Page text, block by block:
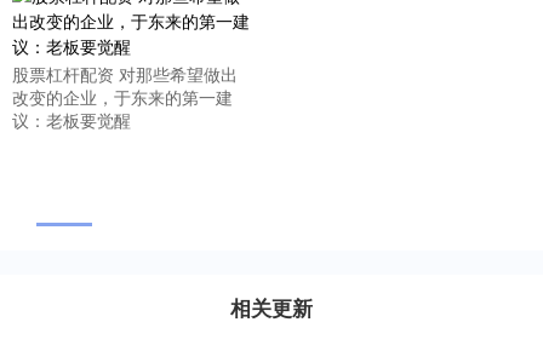
股票杠杆配资 对那些希望做出
改变的企业，于东来的第一建
议：老板要觉醒
相关更新